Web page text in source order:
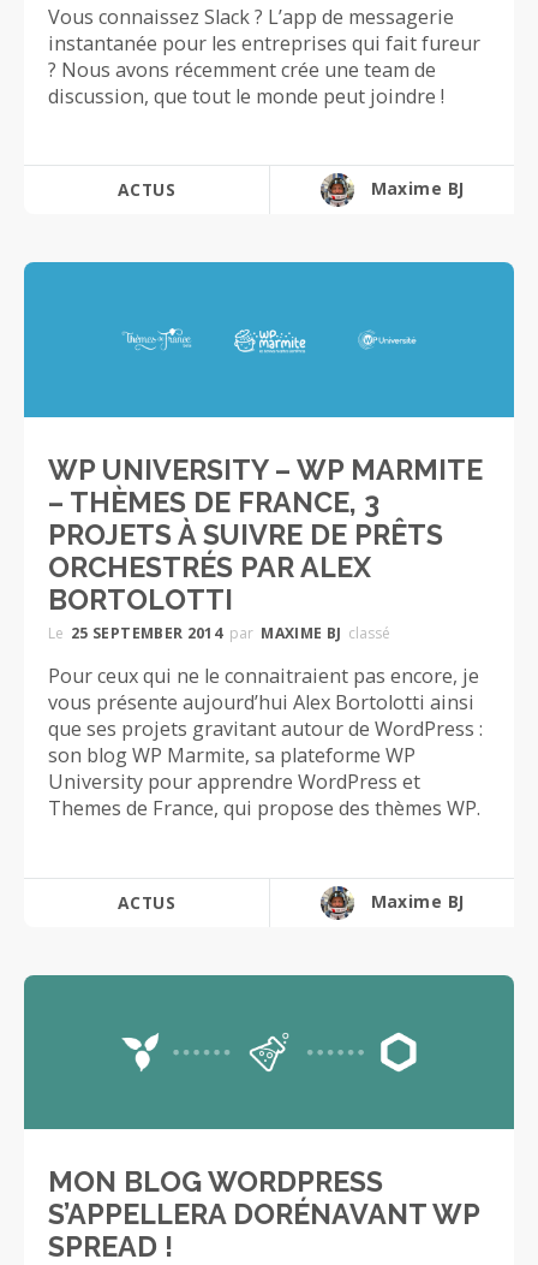
Vous connaissez Slack ? L’app de messagerie
instantanée pour les entreprises qui fait fureur
? Nous avons récemment crée une team de
discussion, que tout le monde peut joindre !
ACTUS Maxime BJ
WP UNIVERSITY – WP MARMITE
– THÈMES DE FRANCE, 3
PROJETS À SUIVRE DE PRÊTS
ORCHESTRÉS PAR ALEX
BORTOLOTTI
Le 25 SEPTEMBER 2014 par MAXIME BJ classé
Pour ceux qui ne le connaitraient pas encore, je
vous présente aujourd’hui Alex Bortolotti ainsi
que ses projets gravitant autour de WordPress :
son blog WP Marmite, sa plateforme WP
University pour apprendre WordPress et
Themes de France, qui propose des thèmes WP.
ACTUS Maxime BJ
MON BLOG WORDPRESS
S’APPELLERA DORÉNAVANT WP
SPREAD !